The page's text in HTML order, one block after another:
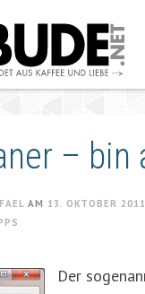
– bin
AM 13. OKTOBER 2011
Der